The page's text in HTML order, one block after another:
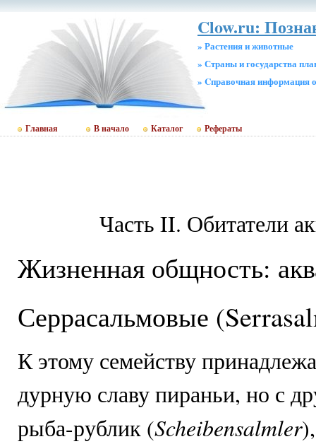
Clow.ru:
» Растения и животные
» Страны и государства
» Cправочная информация
Главная В начало Каталог Рефераты
Часть II. Обитатели
Жизненная общность:
Серрасальмовые
Кэтому семейству
дурную славу пираньи, но с
рыба-рублик (Scheibensalmler